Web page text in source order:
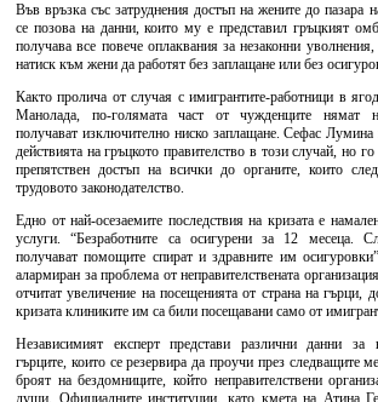
Във връзка със затруднения достъп на жените до пазара
се позова на данни, които му е представил гръцкият
получава все повече оплаквания за незаконни
натиск към жени да работят без заплащане или без
Както пролича от случая с имигрантите-работници в
Манолада, по-голямата част от чужденците нямат
получават изключително ниско заплащане. Сефас Лумина
действията на гръцкото правителство в този случай, но
препятствен достъп на всички до органите, които
трудовото законодателство.
Едно от най-осезаемите последствия на кризата е
услуги. “Безработните са осигурени за 12 месеца.
получават помощите спират и здравните им
алармиран за проблема от неправителствената
отчитат увеличение на посещенията от страна на гърци,
кризата клиниките им са били посещавани само от
Независимият експерт представи различни данни за
гърците, които се резервира да проучи през следващите
броят на бездомниците, който неправителствени
души. Официалните институции, като кмета на Атина